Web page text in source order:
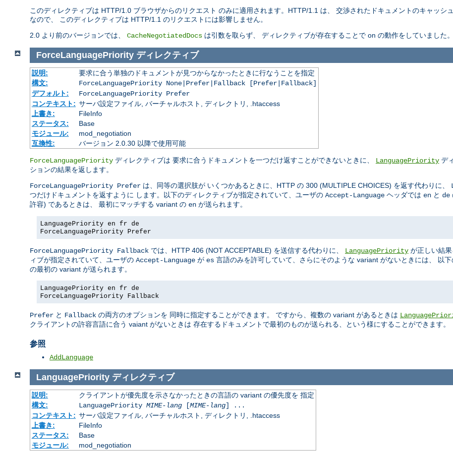
このディレクティブは HTTP/1.0 ブラウザからのリクエスト のみに適用されます。HTTP/1.1 は、 交渉されたドキュメントのキャッシ
なので、 このディレクティブは HTTP/1.1 のリクエストには影響しません。
2.0 より前のバージョンでは、 CacheNegotiatedDocs は引数を取らず、 ディレクティブが存在することで on の動作をしていました。
ForceLanguagePriority ディレクティブ
説明:
要求に合う単独のドキュメントが見つからなかったときに行なうことを指定
構文:
ForceLanguagePriority None|Prefer|Fallback [Prefer|Fallback]
デフォルト:
ForceLanguagePriority Prefer
コンテキスト: サーバ設定ファイル, バーチャルホスト, ディレクトリ, .htaccess
上書き:
FileInfo
ステータス:
Base
モジュール:
mod_negotiation
互換性:
バージョン 2.0.30 以降で使用可能
ForceLanguagePriority ディレクティブは 要求に合うドキュメントを一つだけ返すことができないときに、 LanguagePriority デ
ションの結果を返します。
ForceLanguagePriority Prefer は、同等の選択肢が いくつかあるときに、HTTP の 300 (MULTIPLE CHOICES) を返す代わりに、
つだけドキュメントを返すように します。以下のディレクティブが指定されていて、ユーザの Accept-Language ヘッダでは en と de
許容) であるときは、 最初にマッチする variant の en が送られます。
LanguagePriority en fr de
ForceLanguagePriority Prefer
ForceLanguagePriority Fallback では、HTTP 406 (NOT ACCEPTABLE) を送信する代わりに、 LanguagePriority が正しい結
ィブが指定されていて、ユーザの Accept-Language が es 言語のみを許可していて、さらにそのような variant がないときには、 以下
の最初の variant が送られます。
LanguagePriority en fr de
ForceLanguagePriority Fallback
Prefer と Fallback の両方のオプションを 同時に指定することができます。 ですから、複数の variant があるときは
クライアントの許容言語に合う vaiant がないときは 存在するドキュメントで最初のものが送られる、という様にすることができます。
参照
AddLanguage
LanguagePriority ディレクティブ
説明:
クライアントが優先度を示さなかったときの言語の variant の優先度を 指定
構文:
LanguagePriority MIME-lang[MIME-lang] ...
コンテキスト: サーバ設定ファイル, バーチャルホスト, ディレクトリ, .htaccess
上書き:
FileInfo
ステータス:
Base
モジュール:
mod_negotiation